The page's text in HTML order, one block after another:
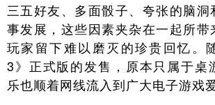
三五好友、多面骰子、夸张的脑洞
事发展，这些因素夹杂在一起所带
玩家留下难以磨灭的珍贵回忆。
3》正式版的发售，原本只属于桌
乐也顺着网线流入到广大电子游戏